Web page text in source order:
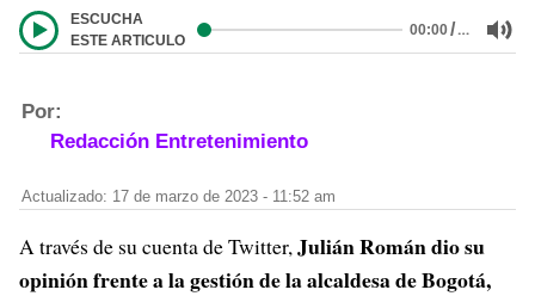
ESCUCHA
ESTE ARTICULO
00:00/…
Por:
Redacción Entretenimiento
Actualizado: 17 de marzo de 2023 - 11:52 am
A través de su cuenta de Twitter,Julián Román dio su
opinión frente a la gestión de la alcaldesa de Bogotá,